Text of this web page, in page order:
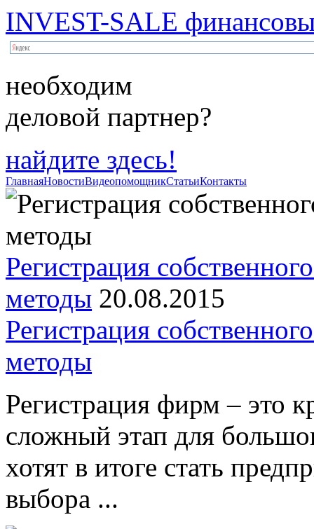
INVEST-SALE
необходим
деловой партнер?
найдите здесь!
ГлавнаяНовостиВидеопомощникСтатьиКонтакты
Регистрация
методы 20.08.2015
Регистрация
методы
Регистрация фирм – это
сложный этап для
хотят в итоге стать
выбора ...